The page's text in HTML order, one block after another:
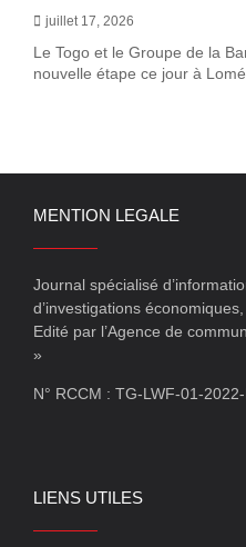
juillet 17, 2026
Le Togo et le Groupe de la
nouvelle étape ce jour à
MENTION LEGALE
Journal spécialisé
d’investigations
Edité par l’Agence de
»
N° RCCM : TG-LWF-01-
LIENS UTILES